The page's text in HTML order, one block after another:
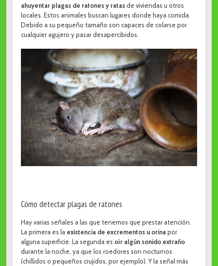
ahuyentar plagas de ratones y ratasde viviendas u otros
locales. Estos animales buscan lugares donde haya comida.
Debido a su pequeño tamaño son capaces de colarse por
cualquier agujero y pasar desapercibidos.
Cómo detectar plagas de ratones
Hay varias señales a las que tenemos que prestar atención.
La primera es la existencia de excrementos u orinapor
alguna superficie. La segunda es oír algún sonido extraño
durante la noche, ya que los roedores son nocturnos
(chillidos o pequeños crujidos, por ejemplo). Y la señal más